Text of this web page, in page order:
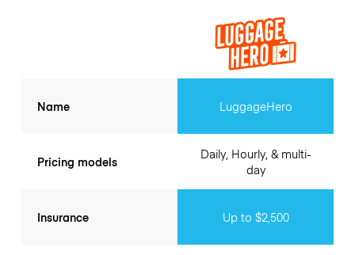
Name
Pricing models
Insurance
LuggageHero
Daily, Hourly, & multi-
day
Up to $2,500